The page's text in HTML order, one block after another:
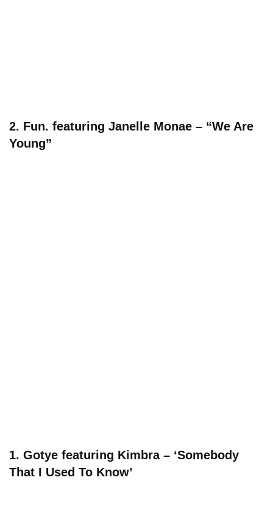
2. Fun. featuring Janelle Monae – “We Are
Young”
1. Gotye featuring Kimbra – ‘Somebody
That I Used To Know’